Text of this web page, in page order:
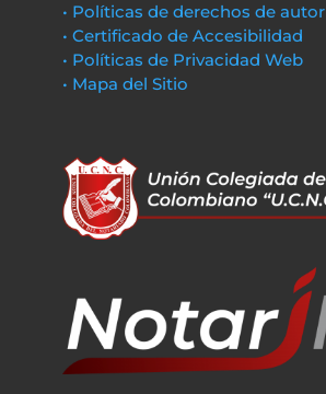
• Políticas de derechos de autor
• Certificado de Accesibilidad
• Políticas de Privacidad Web
• Mapa del Sitio